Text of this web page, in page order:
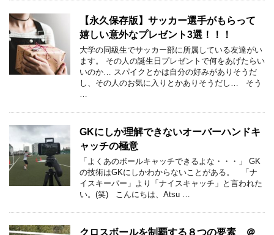
【永久保存版】サッカー選手がもらって
嬉しい意外なプレゼント3選！！！
大学の同級生でサッカー部に所属している友達がい
ます。 その人の誕生日プレゼントで何をあげたらい
いのか… スパイクとかは自分の好みがありそうだ
し、その人のお気に入りとかありそうだし… そう
…
GKにしか理解できないオーバーハンドキ
ャッチの極意
「よくあのボールキャッチできるよな・・・」 GK
の技術はGKにしかわからないことがある。 「ナ
イスキーパー」より「ナイスキャッチ」と言われた
い。(笑) こんにちは、Atsu …
クロスボールを制覇する８つの要素 ＠